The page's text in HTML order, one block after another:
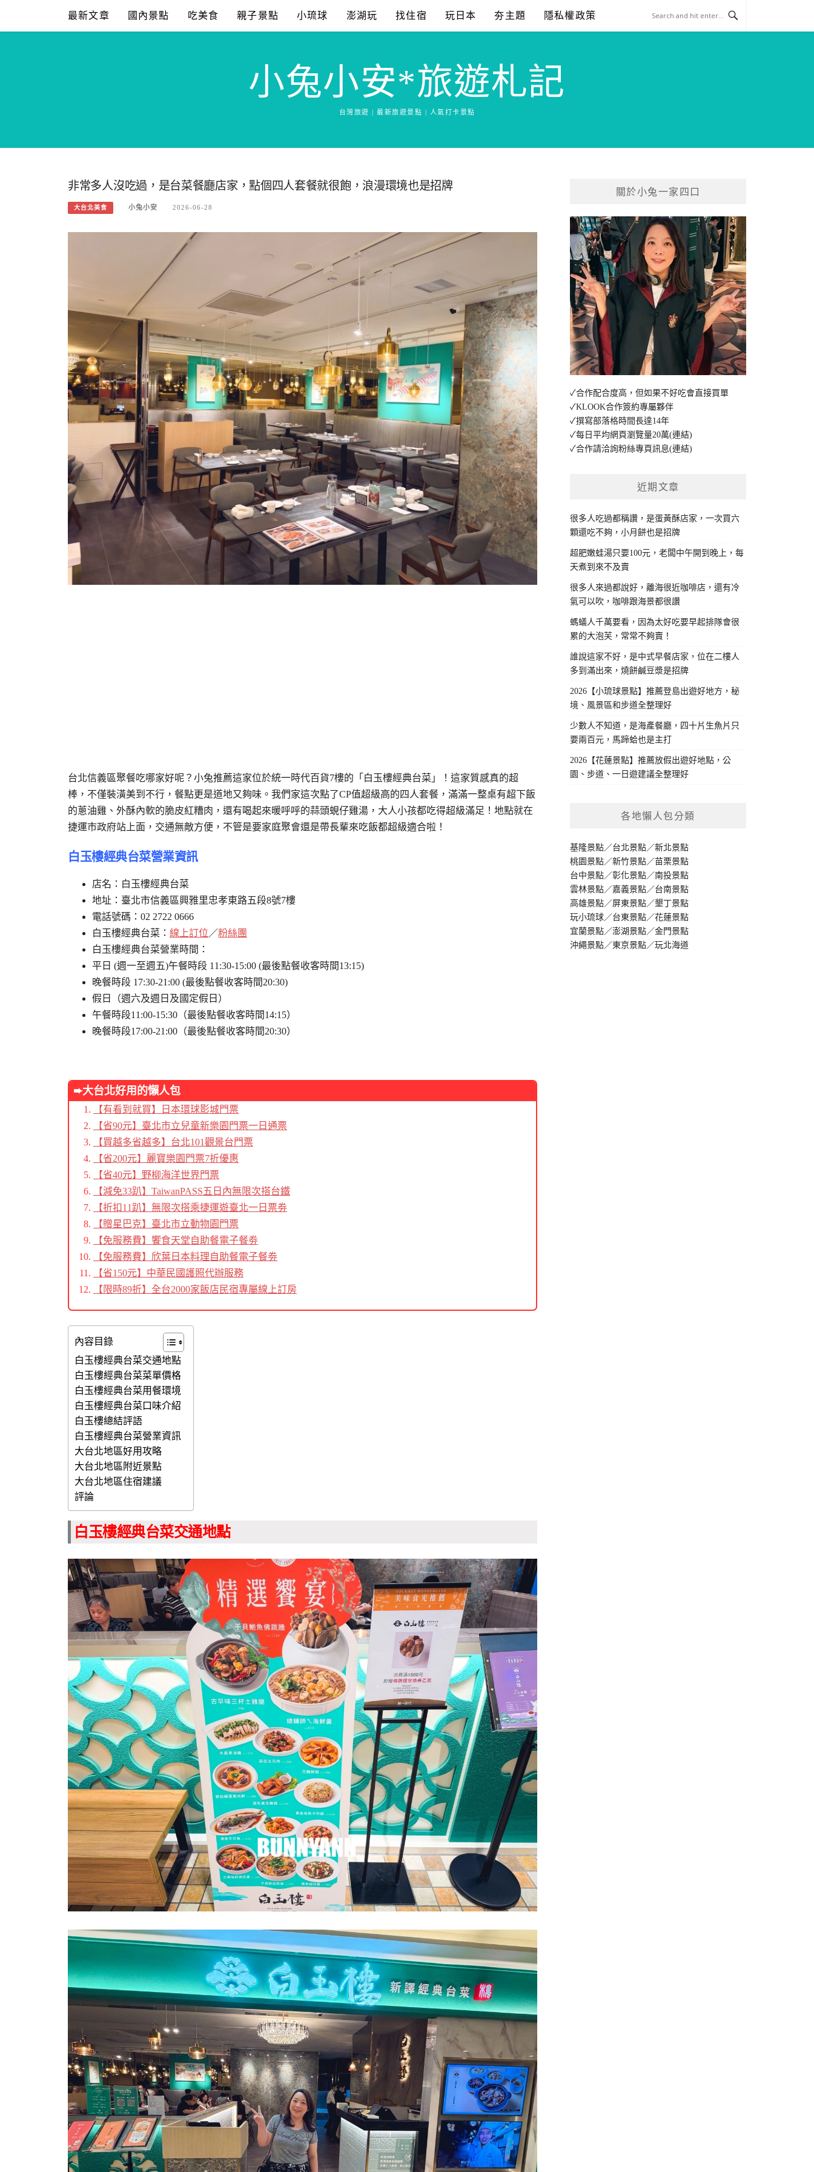
content
最新文章 國內景點 吃美食 親子景點 小琉球 澎湖玩 找住宿 玩日本 夯主題 隱私權政策
小兔小安*旅遊札記
台灣旅遊 | 最新旅遊景點 | 人氣打卡景點
非常多人沒吃過，是台菜餐廳店家，點個四人套餐就很飽，浪漫環境也是招牌
大台北美食 小兔小安 2026-06-28
台北信義區聚餐吃哪家好呢？小兔推薦這家位於統一時代百貨7樓的「白玉樓經典台菜」！這家質感真的超
棒，不僅裝潢美到不行，餐點更是道地又夠味。我們家這次點了CP值超級高的四人套餐，滿滿一整桌有超下飯
的蔥油雞、外酥內軟的脆皮紅糟肉，還有喝起來暖呼呼的蒜頭蜆仔雞湯，大人小孩都吃得超級滿足！地點就在
捷運市政府站上面，交通無敵方便，不管是要家庭聚會還是帶長輩來吃飯都超級適合啦！
白玉樓經典台菜營業資訊
店名：白玉樓經典台菜
地址：臺北市信義區興雅里忠孝東路五段8號7樓
電話號碼：02 2722 0666
白玉樓經典台菜： 線上訂位 ／粉絲團
白玉樓經典台菜營業時間：
平日 (週一至週五)午餐時段 11:30-15:00 (最後點餐收客時間13:15)
晚餐時段 17:30-21:00 (最後點餐收客時間20:30)
假日（週六及週日及國定假日）
午餐時段11:00-15:30（最後點餐收客時間14:15）
晚餐時段17:00-21:00（最後點餐收客時間20:30）
➨大台北好用的懶人包
【有看到就買】日本環球影城門票
【省90元】臺北市立兒童新樂園門票一日通票
【買越多省越多】台北101觀景台門票
【省200元】麗寶樂園門票7折優惠
【省40元】野柳海洋世界門票
【減免33趴】TaiwanPASS五日內無限次搭台鐵
【折扣11趴】無限次搭乘捷運遊臺北一日票劵
【贈星巴克】臺北市立動物園門票
【免服務費】饗食天堂自助餐電子餐劵
【免服務費】欣葉日本料理自助餐電子餐劵
【省150元】中華民國護照代辦服務
【限時89折】全台2000家飯店民宿專屬線上訂房
內容目錄
白玉樓經典台菜交通地點
白玉樓經典台菜菜單價格
白玉樓經典台菜用餐環境
白玉樓經典台菜口味介紹
白玉樓總結評語
白玉樓經典台菜營業資訊
大台北地區好用攻略
大台北地區附近景點
大台北地區住宿建議
評論
白玉樓經典台菜交通地點
關於小兔一家四口
✓合作配合度高，但如果不好吃會直接買單
✓KLOOK合作簽約專屬夥伴
✓撰寫部落格時間長達14年
✓每日平均網頁瀏覽量20萬(連結)
✓合作請洽詢粉絲專頁訊息(連結)
近期文章
很多人吃過都稱讚，是蛋黃酥店家，一次買六
顆還吃不夠，小月餅也是招牌
超肥嫩蛙湯只要100元，老闆中午開到晚上，每
天煮到來不及賣
很多人來過都說好，離海很近咖啡店，還有冷
氣可以吹，咖啡跟海景都很讚
螞蟻人千萬要看，因為太好吃要早起排隊會很
累的大泡芙，常常不夠賣！
誰說這家不好，是中式早餐店家，位在二樓人
多到滿出來，燒餅鹹豆漿是招牌
2026【小琉球景點】推薦登島出遊好地方，秘
境、風景區和步道全整理好
少數人不知道，是海產餐廳，四十片生魚片只
要兩百元，馬蹄蛤也是主打
2026【花蓮景點】推薦放假出遊好地點，公
園、步道、一日遊建議全整理好
各地懶人包分類
基隆景點／台北景點／新北景點
桃園景點／新竹景點／苗栗景點
台中景點／彰化景點／南投景點
雲林景點／嘉義景點／台南景點
高雄景點／屏東景點／墾丁景點
玩小琉球／台東景點／花蓮景點
宜蘭景點／澎湖景點／金門景點
沖繩景點／東京景點／玩北海道